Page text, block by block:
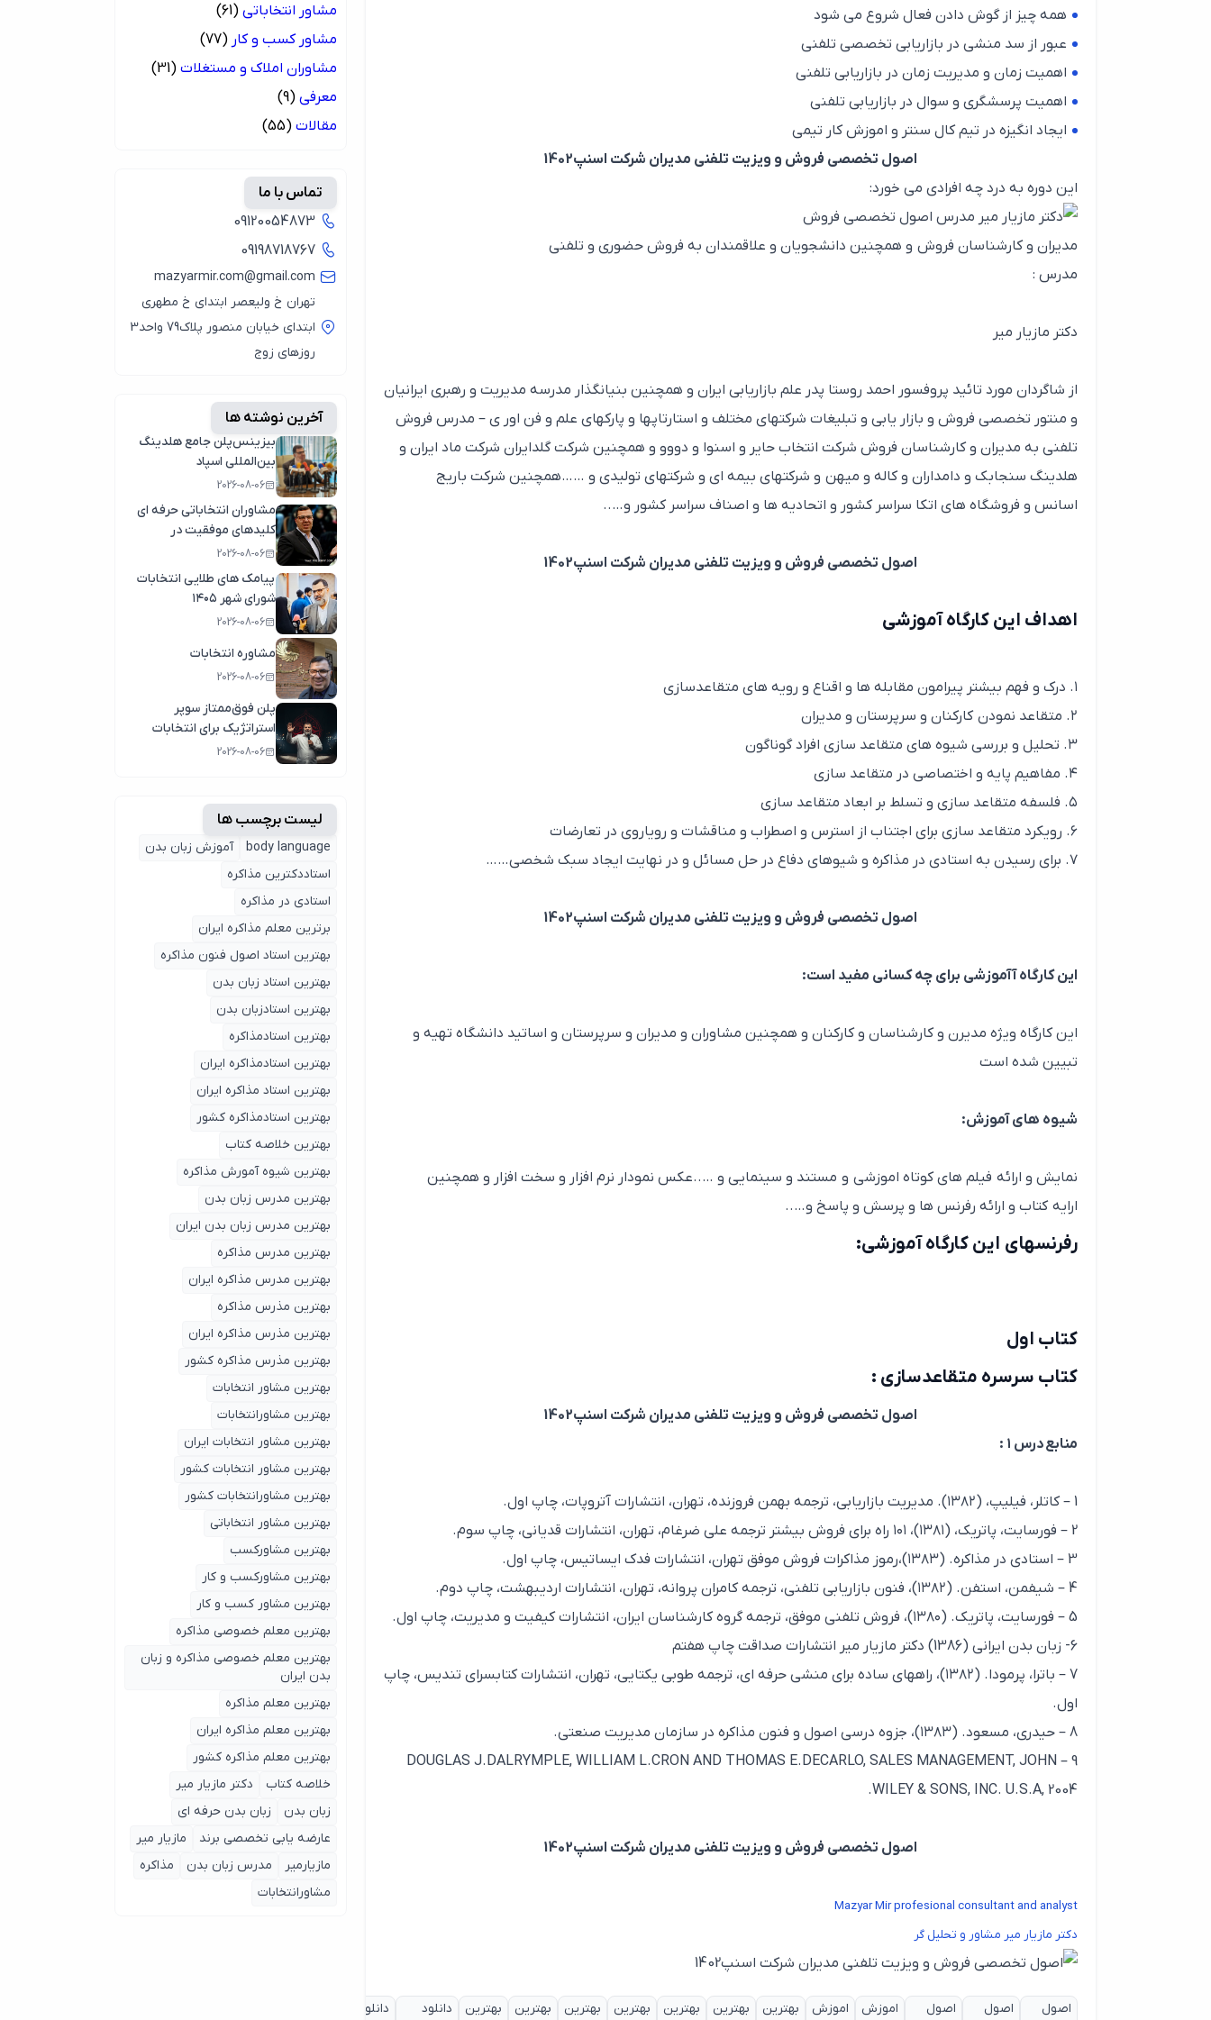
همه چیز از گوش دادن فعال شروع می شود
عبور از سد منشی در بازاریابی تخصصی تلفنی
اهمیت زمان و مدیریت زمان در بازاریابی تلفنی
اهمیت پرسشگری و سوال در بازاریابی تلفنی
ایجاد انگیزه در تیم کال سنتر و اموزش کار تیمی
اصول تخصصی فروش و ویزیت تلفنی مدیران شرکت اسنپ1402
این دوره به درد چه افرادی می خورد:
مدیران و کارشناسان فروش و همچنین دانشجویان و علاقمندان به فروش حضوری و تلفنی
مدرس :
دکتر مازیار میر
از شاگردان مورد تائید پروفسور احمد روستا پدر علم بازاریابی ایران و همچنین بنیانگذار مدرسه مدیریت و رهبری ایرانیان
و منتور تخصصی فروش و بازار یابی و تبلیغات شرکتهای مختلف و استارتاپها و پارکهای علم و فن اور ی – مدرس فروش
تلفنی به مدیران و کارشناسان فروش شرکت انتخاب حایر و اسنوا و دووو و همچنین شرکت گلدایران شرکت ماد ایران و
هلدینگ سنجابک و دامداران و کاله و میهن و شرکتهای بیمه ای و شرکتهای تولیدی و ……همچنین شرکت باریج
اسانس و فروشگاه های اتکا سراسر کشور و اتحادیه ها و اصناف سراسر کشور و…..
اصول تخصصی فروش و ویزیت تلفنی مدیران شرکت اسنپ1402
اهداف این کارگاه آموزشی
۱. درک و فهم بیشتر پیرامون مقابله ها و اقناع و رویه های متقاعدسازی
۲. متقاعد نمودن کارکنان و سرپرستان و مدیران
۳. تحلیل و بررسی شیوه های متقاعد سازی افراد گوناگون
۴. مفاهیم پایه و اختصاصی در متقاعد سازی
۵. فلسفه متقاعد سازی و تسلط بر ابعاد متقاعد سازی
۶. رویکرد متقاعد سازی برای اجتناب از استرس و اصطراب و مناقشات و رویاروی در تعارضات
۷. برای رسیدن به استادی در مذاکره و شیوهای دفاع در حل مسائل و در نهایت ایجاد سبک شخصی……
اصول تخصصی فروش و ویزیت تلفنی مدیران شرکت اسنپ1402
این کارگاه آآموزشی برای چه کسانی مفید است:
این کارگاه ویژه مدیرن و کارشناسان و کارکنان و همچنین مشاوران و مدیران و سرپرستان و اساتید دانشگاه تهیه و
تبیین شده است
شیوه های آموزش:
نمایش و ارائه فیلم های کوتاه اموزشی و مستند و سینمایی و …..عکس نمودار نرم افزار و سخت افزار و همچنین
ارایه کتاب و ارائه رفرنس ها و پرسش و پاسخ و…..
رفرنسهای این کارگاه آموزشی:
کتاب اول
کتاب سرسره متقاعدسازی :
اصول تخصصی فروش و ویزیت تلفنی مدیران شرکت اسنپ1402
منابع درس ۱ :
1 – کاتلر، فیلیپ، (۱۳۸۲). مدیریت بازاریابی، ترجمه بهمن فروزنده، تهران، انتشارات آتروپات، چاپ اول.
2 – فورسایت، پاتریک، (۱۳۸۱)، ۱۰۱ راه برای فروش بیشتر ترجمه علی ضرغام، تهران، انتشارات قدیانی، چاپ سوم.
3 – استادی در مذاکره. (۱۳۸۳)،رموز مذاکرات فروش موفق تهران، انتشارات فدک ایساتیس، چاپ اول.
4 – شیفمن، استفن. (۱۳۸۲)، فنون بازاریابی تلفنی، ترجمه کامران پروانه، تهران، انتشارات اردیبهشت، چاپ دوم.
5 – فورسایت، پاتریک. (۱۳۸۰)، فروش تلفنی موفق، ترجمه گروه کارشناسان ایران، انتشارات کیفیت و مدیریت، چاپ اول.
6- زبان بدن ایرانی (1386) دکتر مازیار میر انتشارات صداقت چاپ هفتم
7 – باترا، پرمودا. (۱۳۸۲)، راههای ساده برای منشی حرفه ای، ترجمه طوبی یکتایی، تهران، انتشارات کتابسرای تندیس، چاپ
اول.
8 – حیدری، مسعود. (۱۳۸۳)، جزوه درسی اصول و فنون مذاکره در سازمان مدیریت صنعتی.
9 – DOUGLAS J.DALRYMPLE, WILLIAM L.CRON AND THOMAS E.DECARLO, SALES MANAGEMENT, JOHN
WILEY & SONS, INC. U.S.A, 2004.
اصول تخصصی فروش و ویزیت تلفنی مدیران شرکت اسنپ1402
Mazyar Mir profesional consultant and analyst
دکتر مازیار میر مشاور و تحلیل گر
اصول اصول اصول اموزش اموزش بهترین بهترین بهترین بهترین بهترین بهترین بهترین دانلود دانلود
مشاور انتخاباتی (61)
مشاور کسب و کار (77)
مشاوران املاک و مستغلات (31)
معرفی (9)
مقالات (55)
تماس با ما
09120054873
09198718767
mazyarmir.com@gmail.com
تهران خ ولیعصر ابتدای خ مطهری
ابتدای خیابان منصور پلاک79 واحد3
روزهای زوج
آخرین نوشته ها
بیزینس‌پلن جامع هلدینگ
بین‌المللی اسپاد
2026-08-06
مشاوران انتخاباتی حرفه ای
کلیدهای موفقیت در
انتخابات سال1404
2026-08-06
پیامک های طلایی انتخابات
شورای شهر ۱۴۰۵
2026-08-06
مشاوره انتخابات
2026-08-06
پلن فوق‌ممتاز سوپر
استراتژیک برای انتخابات
2026-08-06
لیست برچسب ها
body language
آموزش زبان بدن
استاددکترین مذاکره
استادی در مذاکره
برترین معلم مذاکره ایران
بهترین استاد اصول ‌فنون مذاکره
بهترین استاد زبان بدن
بهترین استادزبان بدن
بهترین استادمذاکره
بهترین استادمذاکره ایران
بهترین استاد مذاکره ایران
بهترین استادمذاکره کشور
بهترین خلاصه کتاب
بهترین شیوه آمورش مذاکره
بهترین مدرس زبان بدن
بهترین مدرس زبان بدن ایران
بهترین مدرس مذاکره
بهترین مدرس مذاکره ایران
بهترین مذرس مذاکره
بهترین مذرس مذاکره ایران
بهترین مذرس مذاکره کشور
بهترین مشاور انتخابات
بهترین مشاورانتخابات
بهترین مشاور انتخابات ایران
بهترین مشاور انتخابات کشور
بهترین مشاورانتخابات کشور
بهترین مشاور انتخاباتی
بهترین مشاورکسب
بهترین مشاورکسب و کار
بهترین مشاور کسب و کار
بهترین معلم خصوصی مذاکره
بهترین معلم خصوصی مذاکره و زبان
بدن ایران
بهترین معلم مذاکره
بهترین معلم مذاکره ایران
بهترین معلم مذاکره کشور
خلاصه کتاب
دکتر مازیار میر
زبان بدن
زبان بدن حرفه ای
عارضه یابی تخصصی برند
مازیار میر
مازیارمیر
مدرس زبان بدن
مذاکره
مشاورانتخابات